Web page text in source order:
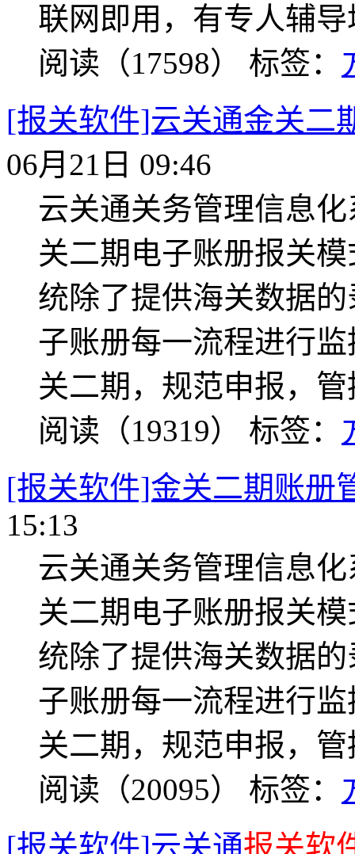
联网即用，有专人辅
阅读（17598） 标签：
[报关软件]云关通金关二
06月21日 09:46
云关通关务管理信息
关二期电子账册报关
统除了提供海关数据
子账册每一流程进行
关二期，规范申报，
阅读（19319） 标签：
[报关软件]金关二期账册
15:13
云关通关务管理信息
关二期电子账册报关
统除了提供海关数据
子账册每一流程进行
关二期，规范申报，
阅读（20095） 标签：
[报关软件]云关通报关软